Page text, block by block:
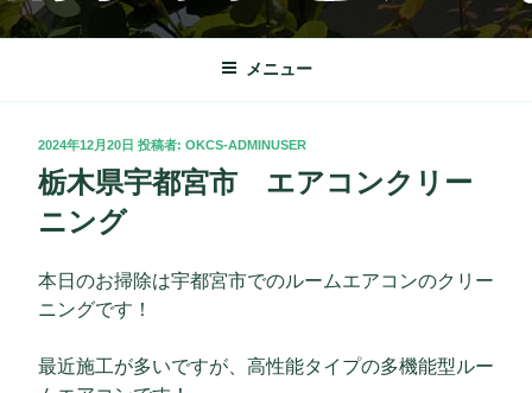
コ
ン
ン
OKクリーンサービス
栃木市を中心に理想の快適な暮らしをサポート致します。
メニュー
投
稿
日:
2024年12月20日 投稿者: OKCS-ADMINUSER
栃木県宇都宮市 エアコンクリー
ニング
本日のお掃除は宇都宮市でのルームエアコンのクリー
ニングです！
最近施工が多いですが、高性能タイプの多機能型ルー